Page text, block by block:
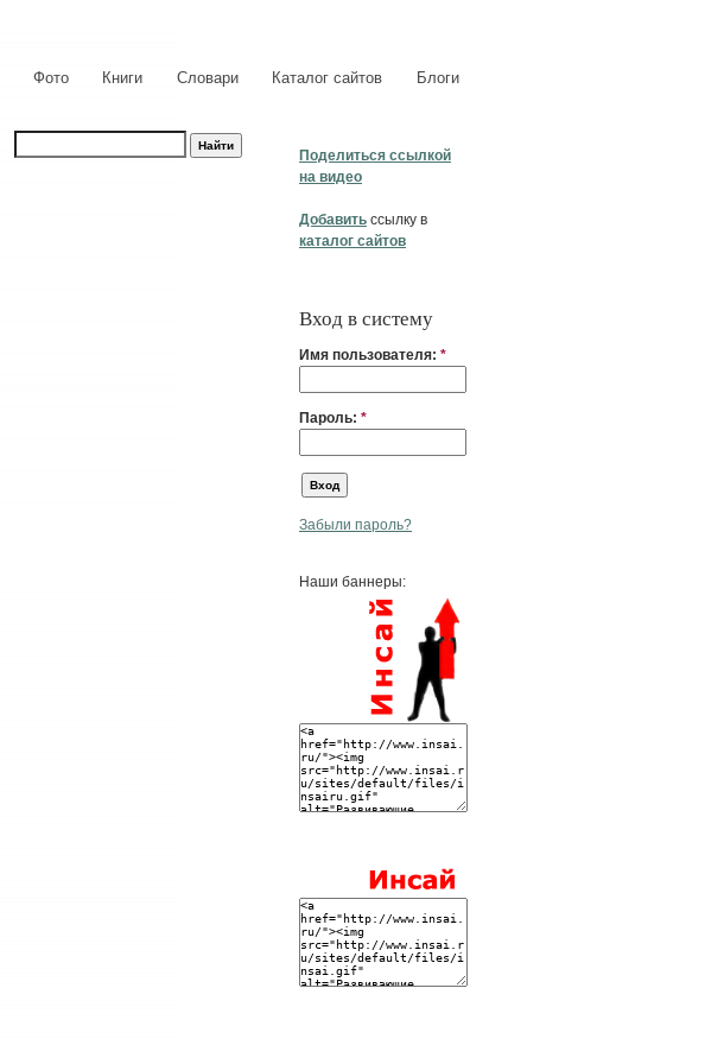
Фото Книги Словари Каталог сайтов Блоги
Поделиться ссылкой
на видео
Добавить ссылку в
каталог сайтов
Вход в систему
Имя пользователя: *
Пароль: *
Забыли пароль?
Наши баннеры: